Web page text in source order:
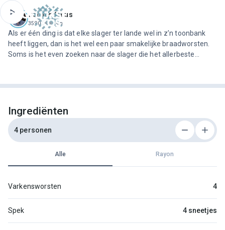
Jeroen Meus
3590 recepten
Als er één ding is dat elke slager ter lande wel in z’n toonbank
heeft liggen, dan is het wel een paar smakelijke braadworsten.
Soms is het even zoeken naar de slager die het allerbeste
Ingrediënten
4 personen
Alle Rayon
Varkensworsten 4
Spek 4 sneetjes